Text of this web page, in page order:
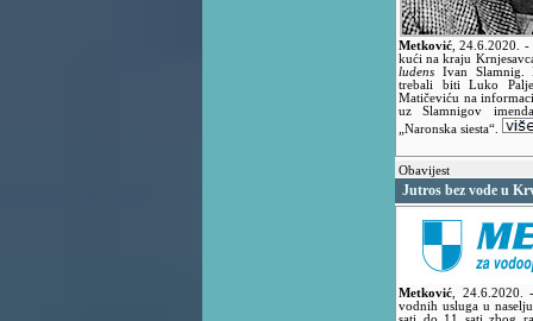
Metković ,24.6.2020. -
kući na kraju
ludens Ivan Slamnig.
trebali biti Luko
Matičeviću na
uz Slamnigov
„Naronska siesta“.
Obavijest
Jutros bez vode u
Metković 24.6.2020.
vodnih usluga u